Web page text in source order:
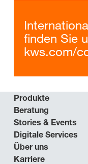
finden Sie
kws.com/
Produkte
Beratung
Stories & Events
Digitale Services
Über uns
Karriere